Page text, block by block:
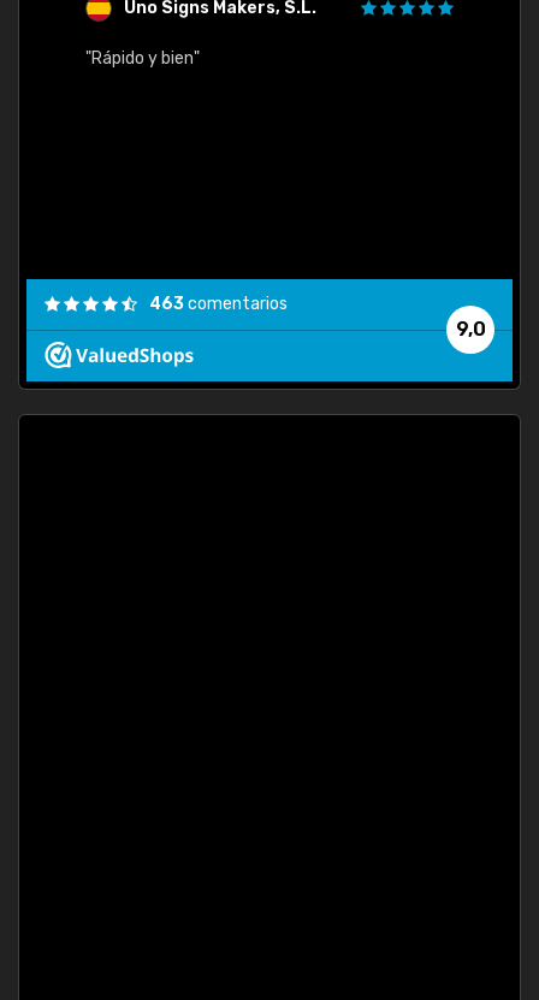
Uno Signs Makers, S.L.
"Rápido y bien"
9,0
463comentarios